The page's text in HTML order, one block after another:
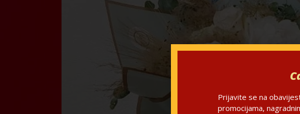
Prijavite se na
promocijama,